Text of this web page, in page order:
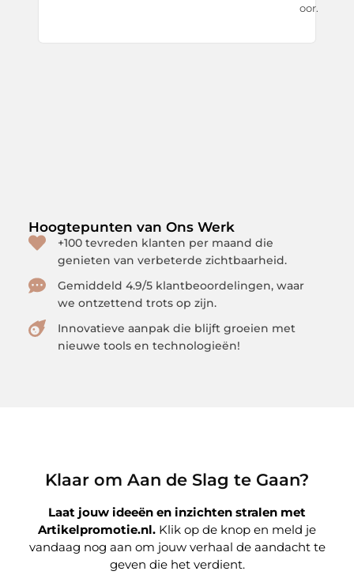
oor.
Hoogtepunten van Ons Werk
+100 tevreden klanten per maand die
genieten van verbeterde zichtbaarheid.
Gemiddeld 4.9/5 klantbeoordelingen, waar
we ontzettend trots op zijn.
Innovatieve aanpak die blijft groeien met
nieuwe tools en technologieën!
Klaar om Aan de Slag te Gaan?
Laat jouw ideeën en inzichten stralen met
Artikelpromotie.nl. Klik op de knop en meld je
vandaag nog aan om jouw verhaal de aandacht te
geven die het verdient.